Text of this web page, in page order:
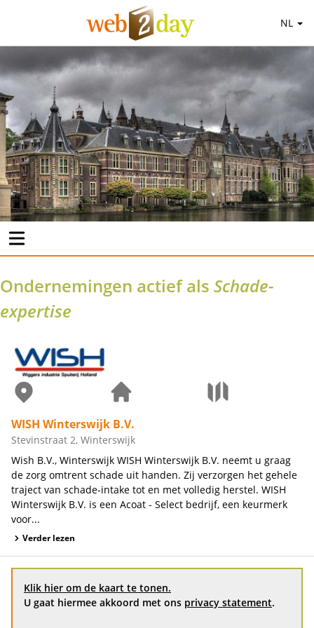
NL
Ondernemingen actief als Schade-
expertise
WISH Winterswijk B.V.
Stevinstraat 2, Winterswijk
Wish B.V., Winterswijk WISH Winterswijk B.V. neemt u graag
de zorg omtrent schade uit handen. Zij verzorgen het gehele
traject van schade-intake tot en met volledig herstel. WISH
Winterswijk B.V. is een Acoat - Select bedrijf, een keurmerk
voor...
Verder lezen
Klik hier om de kaart te tonen.
U gaat hiermee akkoord met ons privacy statement.